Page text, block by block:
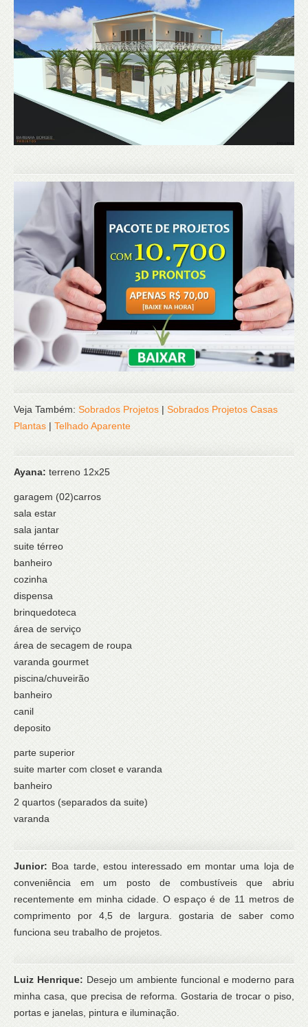
Veja Também:Sobrados Projetos | Sobrados Projetos Casas
Plantas | Telhado Aparente
Ayana: terreno 12x25
garagem (02)carros
sala estar
sala jantar
suite térreo
banheiro
cozinha
dispensa
brinquedoteca
área de serviço
área de secagem de roupa
varanda gourmet
piscina/chuveirão
banheiro
canil
deposito
parte superior
suite marter com closet e varanda
banheiro
2 quartos (separados da suite)
varanda
Junior: Boa tarde, estou interessado em montar uma loja de
conveniência em um posto de combustíveis que abriu
recentemente em minha cidade. O espaço é de 11 metros de
comprimento por 4,5 de largura. gostaria de saber como
funciona seu trabalho de projetos.
Luiz Henrique: Desejo um ambiente funcional e moderno para
minha casa, que precisa de reforma. Gostaria de trocar o piso,
portas e janelas, pintura e iluminação.